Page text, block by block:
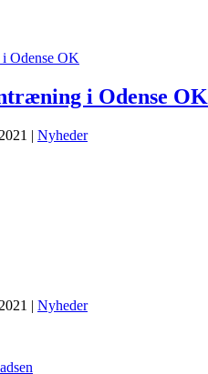
i Odense OK
| Nyheder
| Nyheder